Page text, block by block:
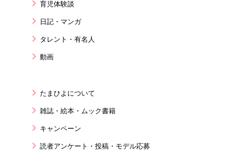
育児体験談
日記・マンガ
タレント・有名人
動画
たまひよについて
雑誌・絵本・ムック書籍
キャンペーン
読者アンケート・投稿・モデル応募